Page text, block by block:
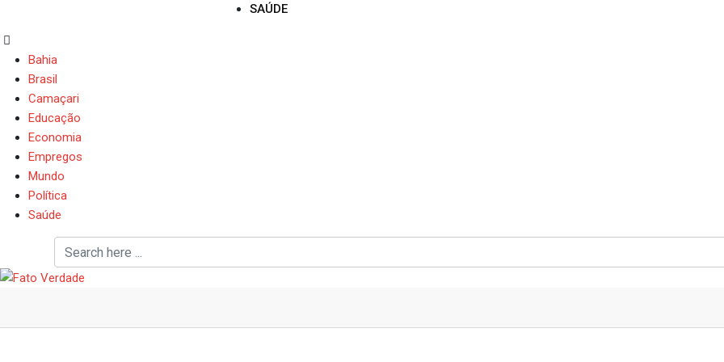
SAÚDE
Bahia
Brasil
Camaçari
Educação
Economia
Empregos
Mundo
Política
Saúde